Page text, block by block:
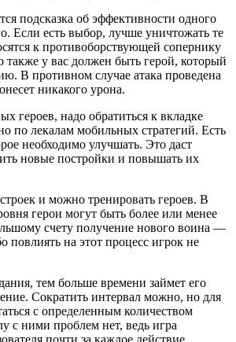
подсказка об эффективности одного
Если есть выбор, лучше уничтожать те
к противоборствующей сопернику
также у вас должен быть герой, который
В противном случае атака проведена
никакого урона.
героев, надо обратиться к вкладке
по лекалам мобильных стратегий. Есть
необходимо улучшать. Это даст
новые постройки и повышать их
и можно тренировать героев. В
герои могут быть более или менее
счету получение нового воина —
повлиять на этот процесс игрок не
тем больше времени займет его
Сократить интервал можно, но для
с определенным количеством
с ними проблем нет, ведь игра